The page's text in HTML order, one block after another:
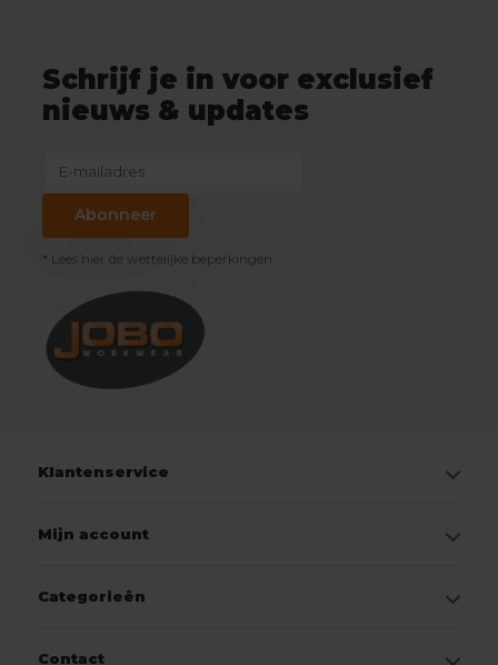
Schrijf je in voor exclusief
nieuws & updates
Abonneer
* Lees hier de wettelijke beperkingen
Klantenservice
Mijn account
Categorieën
Contact